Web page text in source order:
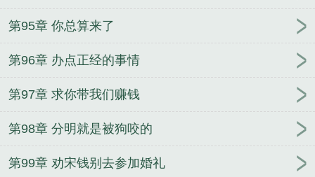
第95章 你总算来了
第96章 办点正经的事情
第97章 求你带我们赚钱
第98章 分明就是被狗咬的
第99章 劝宋钱别去参加婚礼